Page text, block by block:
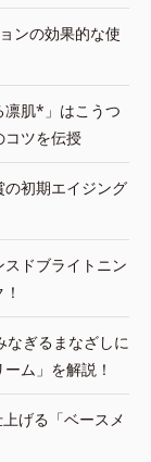
ンの効果的な使
凛肌*」はこうつ
コツを伝授
の初期エイジング
スドブライトニン
なぎるまなざしに
ム」を解説！
げる「ベースメ